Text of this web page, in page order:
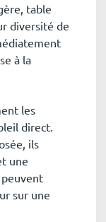
table
diversité de
à la
les
direct.
ils
une
peuvent
sur une